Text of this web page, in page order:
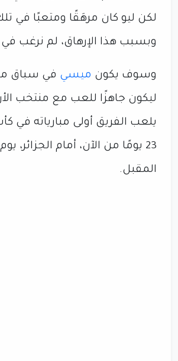
لكن ليو كان مرهَقًا ومتعبًا في
وبسبب هذا الإرهاق، لم نرغب
وسوف يكون ميسي في سباق
ليكون جاهزًا للعب مع منتخب
يلعب الفريق أولى مبارياته في
المقبل.